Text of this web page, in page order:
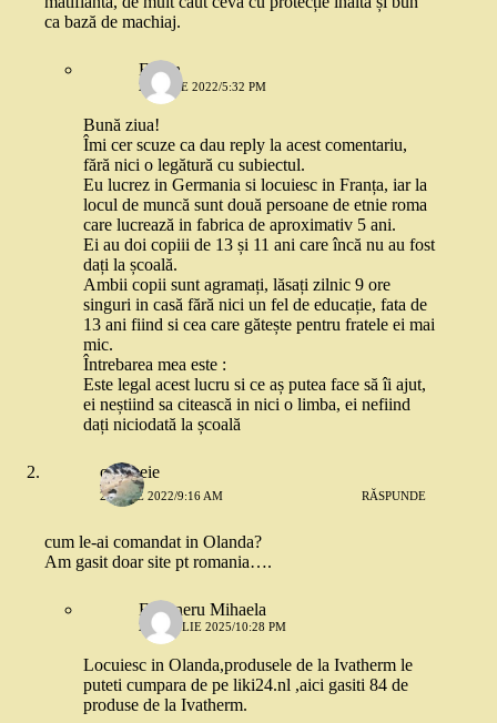
ca bază de machiaj.
Florin
21 IULIE 2022/5:32 PM
Bună ziua!
Îmi cer scuze ca dau reply la acest comentariu,
fără nici o legătură cu subiectul.
Eu lucrez in Germania si locuiesc in Franța, iar la
locul de muncă sunt două persoane de etnie roma
care lucrează in fabrica de aproximativ 5 ani.
Ei au doi copiii de 13 și 11 ani care încă nu au fost
dați la școală.
Ambii copii sunt agramați, lăsați zilnic 9 ore
singuri in casă fără nici un fel de educație, fata de
13 ani fiind si cea care gătește pentru fratele ei mai
mic.
Întrebarea mea este :
Este legal acest lucru si ce aș putea face să îi ajut,
ei neștiind sa citească in nici o limba, ei nefiind
dați niciodată la școală
o femeie
2 IUNIE 2022/9:16 AM RĂSPUNDE
cum le-ai comandat in Olanda?
Am gasit doar site pt romania….
Finteneru Mihaela
22 APRILIE 2025/10:28 PM
Locuiesc in Olanda,produsele de la Ivatherm le
puteti cumpara de pe liki24.nl ,aici gasiti 84 de
produse de la Ivatherm.